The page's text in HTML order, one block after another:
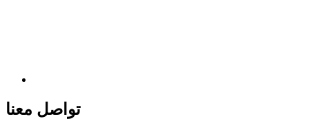
تواصل معنا